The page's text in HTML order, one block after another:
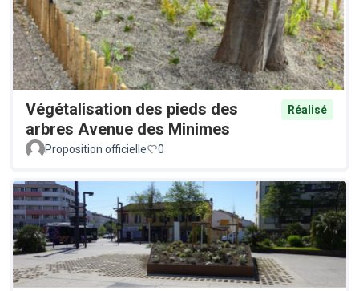
Végétalisation des pieds des
arbres Avenue des Minimes
Réalisé
Proposition officielle 0